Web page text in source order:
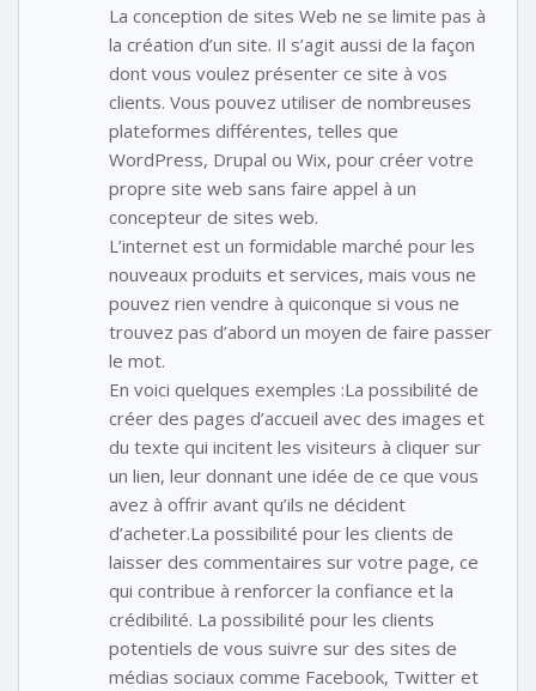
La conception de sites Web ne se limite pas à
la création d’un site. Il s’agit aussi de la façon
dont vous voulez présenter ce site à vos
clients. Vous pouvez utiliser de nombreuses
plateformes différentes, telles que
WordPress, Drupal ou Wix, pour créer votre
propre site web sans faire appel à un
concepteur de sites web.
L’internet est un formidable marché pour les
nouveaux produits et services, mais vous ne
pouvez rien vendre à quiconque si vous ne
trouvez pas d’abord un moyen de faire passer
le mot.
En voici quelques exemples :La possibilité de
créer des pages d’accueil avec des images et
du texte qui incitent les visiteurs à cliquer sur
un lien, leur donnant une idée de ce que vous
avez à offrir avant qu’ils ne décident
d’acheter.La possibilité pour les clients de
laisser des commentaires sur votre page, ce
qui contribue à renforcer la confiance et la
crédibilité. La possibilité pour les clients
potentiels de vous suivre sur des sites de
médias sociaux comme Facebook, Twitter et